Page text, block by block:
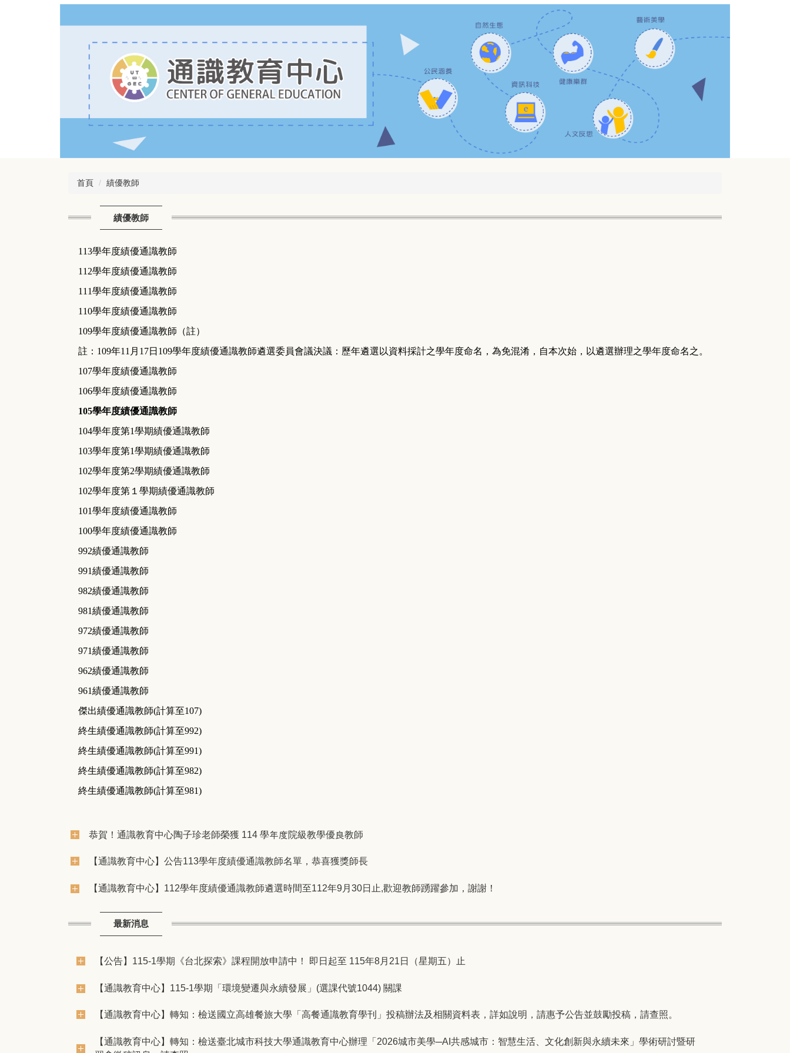
首頁 績優教師
績優教師
113學年度績優通識教師
112學年度績優通識教師
111學年度績優通識教師
110學年度績優通識教師
109學年度績優通識教師 （註）
註：109年11月17日109學年度績優通識教師遴選委員會議決議：歷年遴選以資料採計之學年度命名，為免混淆，自本次始，以遴選辦理之學年度命名之。
107學年度績優通識教師
106學年度績優通識教師
105學年度績優通識教師
104學年度第1學期績優通識教師
103學年度第1學期績優通識教師
102學年度第2學期績優通識教師
102學年度第１學期績優通識教師
101學年度績優通識教師
100學年度績優通識教師
992績優通識教師
991績優通識教師
982績優通識教師
981績優通識教師
972績優通識教師
971績優通識教師
962績優通識教師
961績優通識教師
傑出績優通識教師(計算至107)
終生績優通識教師(計算至992)
終生績優通識教師(計算至991)
終生績優通識教師(計算至982)
終生績優通識教師(計算至981)
恭賀！通識教育中心陶子珍老師榮獲 114 學年度院級教學優良教師
【通識教育中心】公告113學年度績優通識教師名單，恭喜獲獎師長
【通識教育中心】112學年度績優通識教師遴選時間至112年9月30日止,歡迎教師踴躍參加，謝謝！
最新消息
【公告】115-1學期《台北探索》課程開放申請中！ 即日起至 115年8月21日（星期五）止
【通識教育中心】​115-1學期「環境變遷與永續發展」(選課代號1044) 關課
【通識教育中心】轉知：檢送國立高雄餐旅大學「高餐通識教育學刊」投稿辦法及相關資料表，詳如說明，請惠予公告並鼓勵投稿，請查照。
【通識教育中心】轉知：檢送臺北城市科技大學通識教育中心辦理「2026城市美學─AI共感城市：智慧生活、文化創新與永續未來」學術研討暨研